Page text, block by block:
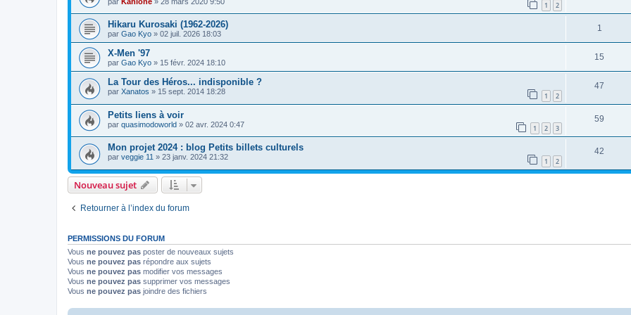
1 2
Hikaru Kurosaki (1962-2026)
par Gao Kyo » 02 juil. 2026 18:03
1
X-Men '97
par Gao Kyo » 15 févr. 2024 18:10
15
La Tour des Héros... indisponible ?
par Xanatos » 15 sept. 2014 18:28 1 2
47
Petits liens à voir
par quasimodoworld » 02 avr. 2024 0:47 1 2 3
59
Mon projet 2024 : blog Petits billets culturels
par veggie 11 » 23 janv. 2024 21:32 1 2
42
Nouveau sujet
Retourner à l’index du forum
PERMISSIONS DU FORUM
Vous ne pouvez pas poster de nouveaux sujets
Vous ne pouvez pas répondre aux sujets
Vous ne pouvez pas modifier vos messages
Vous ne pouvez pas supprimer vos messages
Vous ne pouvez pas joindre des fichiers